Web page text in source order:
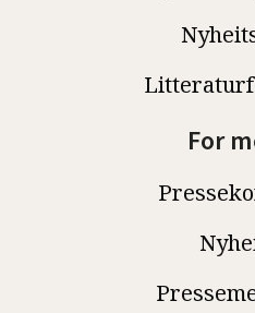
For